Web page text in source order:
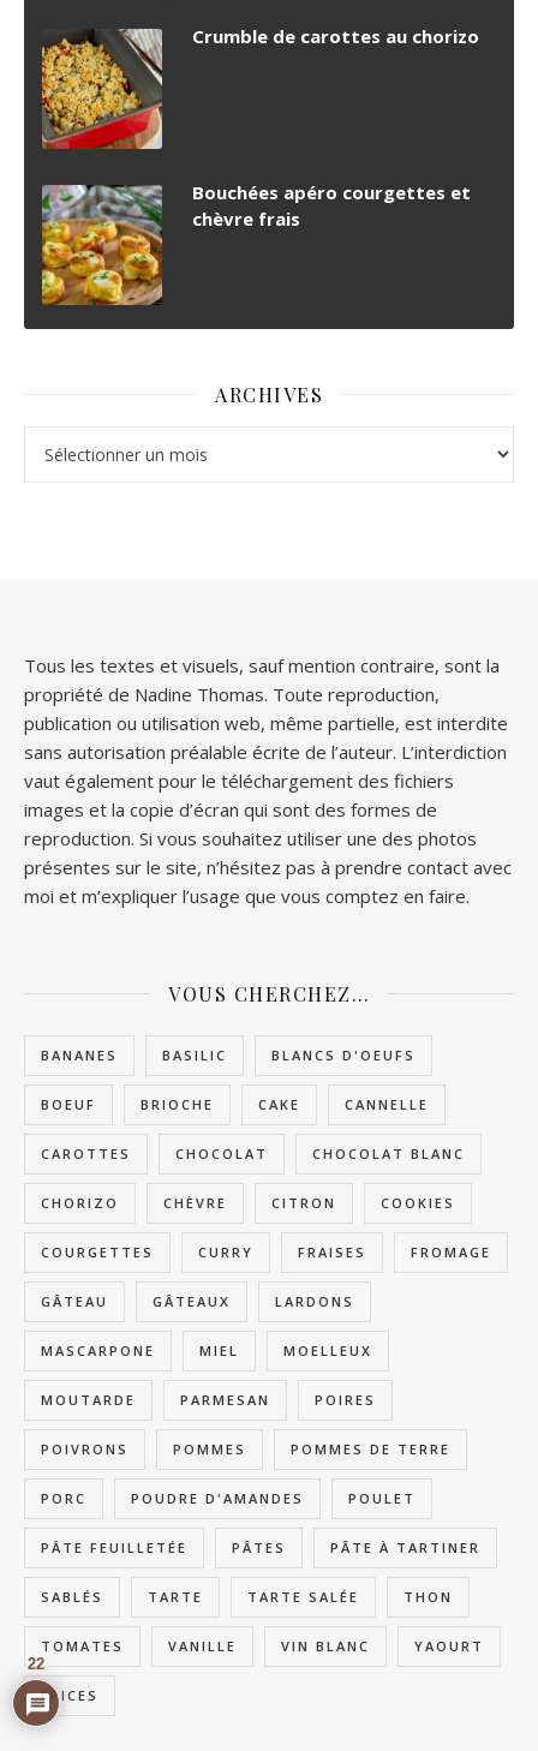
Crumble de carottes au chorizo
Bouchées apéro courgettes et
chèvre frais
ARCHIVES
Tous les textes et visuels, sauf mention contraire, sont la
propriété de Nadine Thomas. Toute reproduction,
publication ou utilisation web, même partielle, est interdite
sans autorisation préalable écrite de l’auteur. L’interdiction
vaut également pour le téléchargement des fichiers
images et la copie d’écran qui sont des formes de
reproduction. Si vous souhaitez utiliser une des photos
présentes sur le site, n’hésitez pas à prendre contact avec
moi et m’expliquer l’usage que vous comptez en faire.
VOUS CHERCHEZ…
BANANES BASILIC BLANCS D'OEUFS
BOEUF BRIOCHE CAKE CANNELLE
CAROTTES CHOCOLAT CHOCOLAT BLANC
CHORIZO CHÈVRE CITRON COOKIES
COURGETTES CURRY FRAISES FROMAGE
GÂTEAU GÂTEAUX LARDONS
MASCARPONE MIEL MOELLEUX
MOUTARDE PARMESAN POIRES
POIVRONS POMMES POMMES DE TERRE
PORC POUDRE D'AMANDES POULET
PÂTE FEUILLETÉE PÂTES PÂTE À TARTINER
SABLÉS TARTE TARTE SALÉE THON
TOMATES VANILLE VIN BLANC YAOURT
ÉPICES
22